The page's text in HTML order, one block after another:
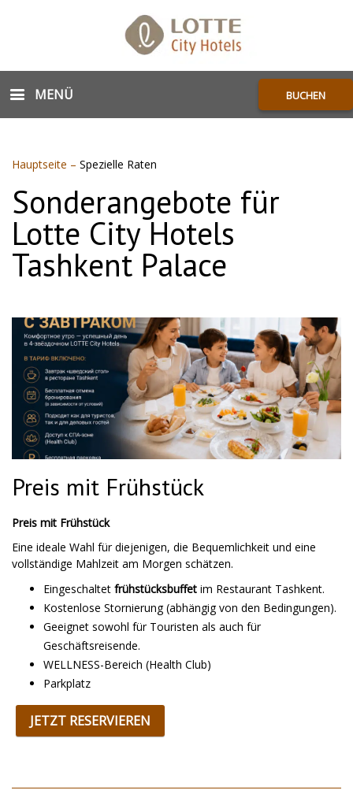
MENÜ BUCHEN
Hauptseite – Spezielle Raten
Sonderangebote für
Lotte City Hotels
Tashkent Palace
Preis mit Frühstück
Preis mit Frühstück
Eine ideale Wahl für diejenigen, die Bequemlichkeit und eine
vollständige Mahlzeit am Morgen schätzen.
Eingeschaltet frühstücksbuffet im Restaurant Tashkent.
Kostenlose Stornierung (abhängig von den Bedingungen).
Geeignet sowohl für Touristen als auch für
Geschäftsreisende.
WELLNESS-Bereich (Health Club)
Parkplatz
JETZT RESERVIEREN